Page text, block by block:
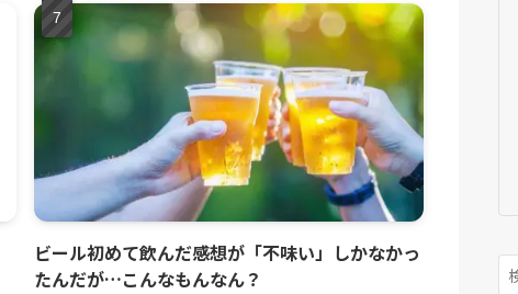
ビール初めて飲んだ感想が「不味い」しかなかっ
たんだが…こんなもんなん？